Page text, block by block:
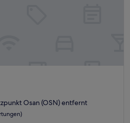
Osan (OSN) entfernt